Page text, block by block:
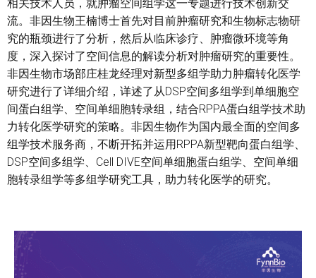
相关技术人员，就肿瘤空间组学这一专题进行技术创新交
流。非因生物王楠博士首先对目前肿瘤研究和生物标志物研
究的瓶颈进行了分析，然后从临床诊疗、肿瘤微环境等角
度，深入探讨了空间信息的解读分析对肿瘤研究的重要性。
非因生物市场部庄桂龙经理对新型多组学助力肿瘤转化医学
研究进行了详细介绍，详述了从DSP空间多组学到单细胞空
间蛋白组学、空间单细胞转录组，结合RPPA蛋白组学技术助
力转化医学研究的策略。非因生物作为国内最全面的空间多
组学技术服务商，不断开拓并运用RPPA新型靶向蛋白组学、
DSP空间多组学、Cell DIVE空间单细胞蛋白组学、空间单细
胞转录组学等多组学研究工具，助力转化医学的研究。